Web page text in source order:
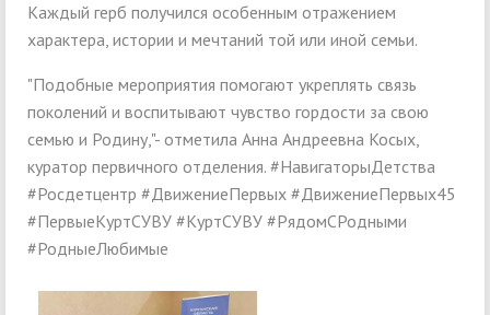
Каждый герб получился особенным отражением
характера, истории и мечтаний той или иной семьи.
"Подобные мероприятия помогают укреплять связь
поколений и воспитывают чувство гордости за свою
семью и Родину,"- отметила Анна Андреевна Косых,
куратор первичного отделения. #НавигаторыДетства
#Росдетцентр #ДвижениеПервых #ДвижениеПервых45
#ПервыеКуртСУВУ #КуртСУВУ #РядомСРодными
#РодныеЛюбимые